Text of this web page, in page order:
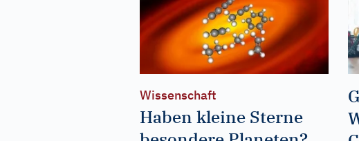
Wissenschaft
Haben kleine Sterne